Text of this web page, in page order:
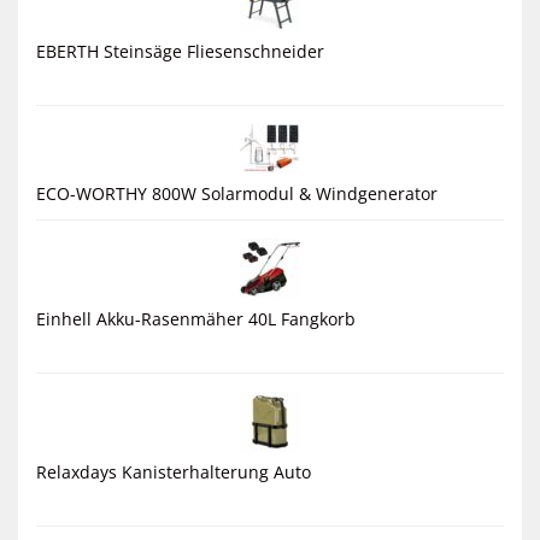
EBERTH Steinsäge Fliesenschneider
ECO-WORTHY 800W Solarmodul & Windgenerator
Einhell Akku-Rasenmäher 40L Fangkorb
Relaxdays Kanisterhalterung Auto